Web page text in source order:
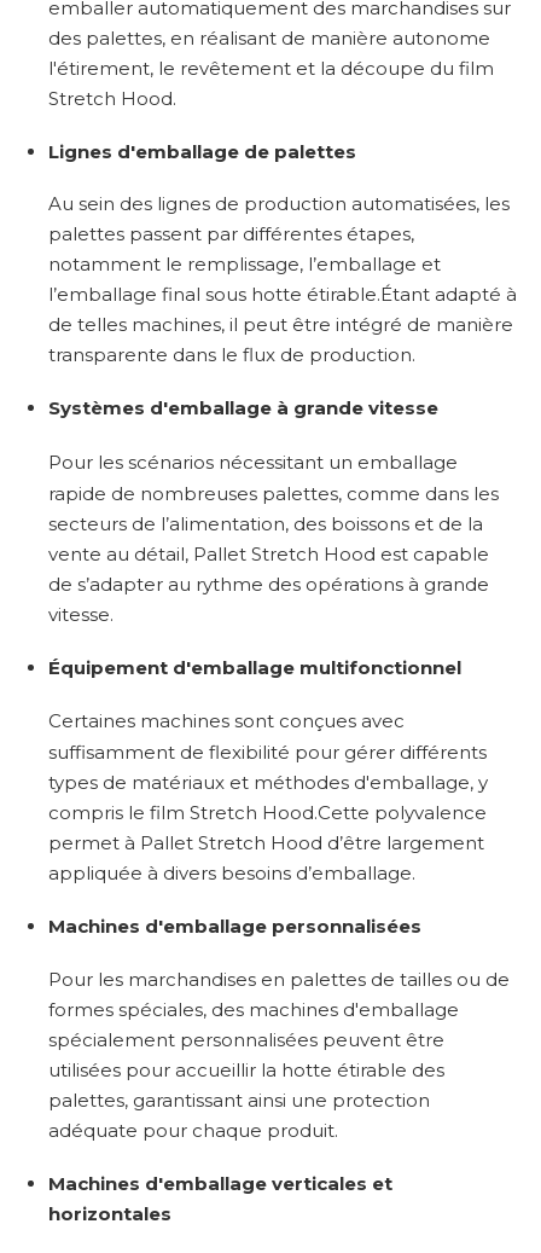
emballer automatiquement des marchandises sur
des palettes, en réalisant de manière autonome
l'étirement, le revêtement et la découpe du film
Stretch Hood.
Lignes d'emballage de palettes
Au sein des lignes de production automatisées, les
palettes passent par différentes étapes,
notamment le remplissage, l’emballage et
l’emballage final sous hotte étirable.Étant adapté à
de telles machines, il peut être intégré de manière
transparente dans le flux de production.
Systèmes d'emballage à grande vitesse
Pour les scénarios nécessitant un emballage
rapide de nombreuses palettes, comme dans les
secteurs de l’alimentation, des boissons et de la
vente au détail, Pallet Stretch Hood est capable
de s’adapter au rythme des opérations à grande
vitesse.
Équipement d'emballage multifonctionnel
Certaines machines sont conçues avec
suffisamment de flexibilité pour gérer différents
types de matériaux et méthodes d'emballage, y
compris le film Stretch Hood.Cette polyvalence
permet à Pallet Stretch Hood d’être largement
appliquée à divers besoins d’emballage.
Machines d'emballage personnalisées
Pour les marchandises en palettes de tailles ou de
formes spéciales, des machines d'emballage
spécialement personnalisées peuvent être
utilisées pour accueillir la hotte étirable des
palettes, garantissant ainsi une protection
adéquate pour chaque produit.
Machines d'emballage verticales et
horizontales